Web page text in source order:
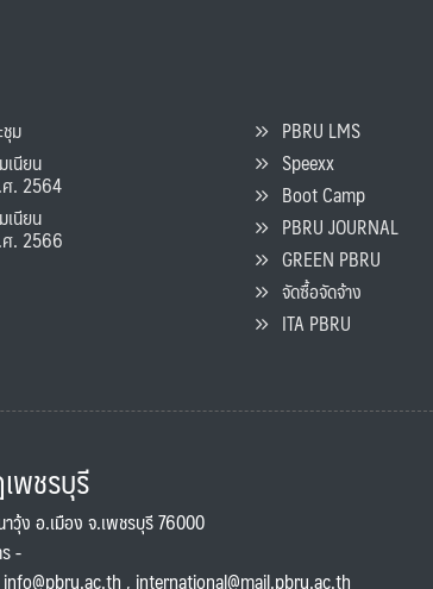
ม
นียน
. 2564
นียน
. 2566
PBRU LMS
Speexx
Boot Camp
PBRU JOURNAL
GREEN PBRU
จัดซื้อจัดจ้าง
ITA PBRU
พชรบุรี
วุ้ง อ.เมือง จ.เพชรบุรี 76000
-
info@pbru.ac.th , international@mail.pbru.ac.th